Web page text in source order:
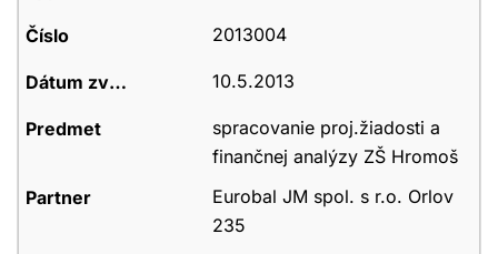
2013004
10.5.2013
spracovanie proj.žiadosti a
finančnej analýzy ZŠ Hromoš
Eurobal JM spol. s r.o. Orlov
235